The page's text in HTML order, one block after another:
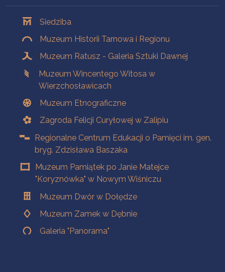
Siedziba
Muzeum Historii Tarnowa i Regionu
Muzeum Ratusz - Galeria Sztuki Dawnej
Muzeum Wincentego Witosa w
Wierzchosławicach
Muzeum Etnograficzne
Zagroda Felicji Curyłowej w Zalipiu
Regionalne Centrum Edukacji o Pamięci im. gen.
bryg. Zdzisława Baszaka
Muzeum Pamiątek po Janie Matejce
"Koryznówka" w Nowym Wiśniczu
Muzeum Dwór w Dołędze
Muzeum Zamek w Dębnie
Galeria "Panorama"